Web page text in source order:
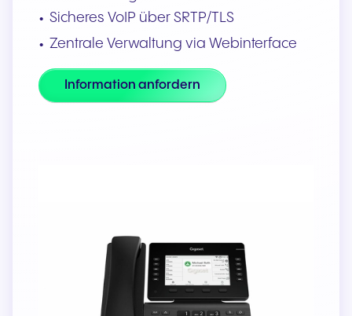
Sicheres VoIP über SRTP/TLS
Zentrale Verwaltung via Webinterface
Information anfordern